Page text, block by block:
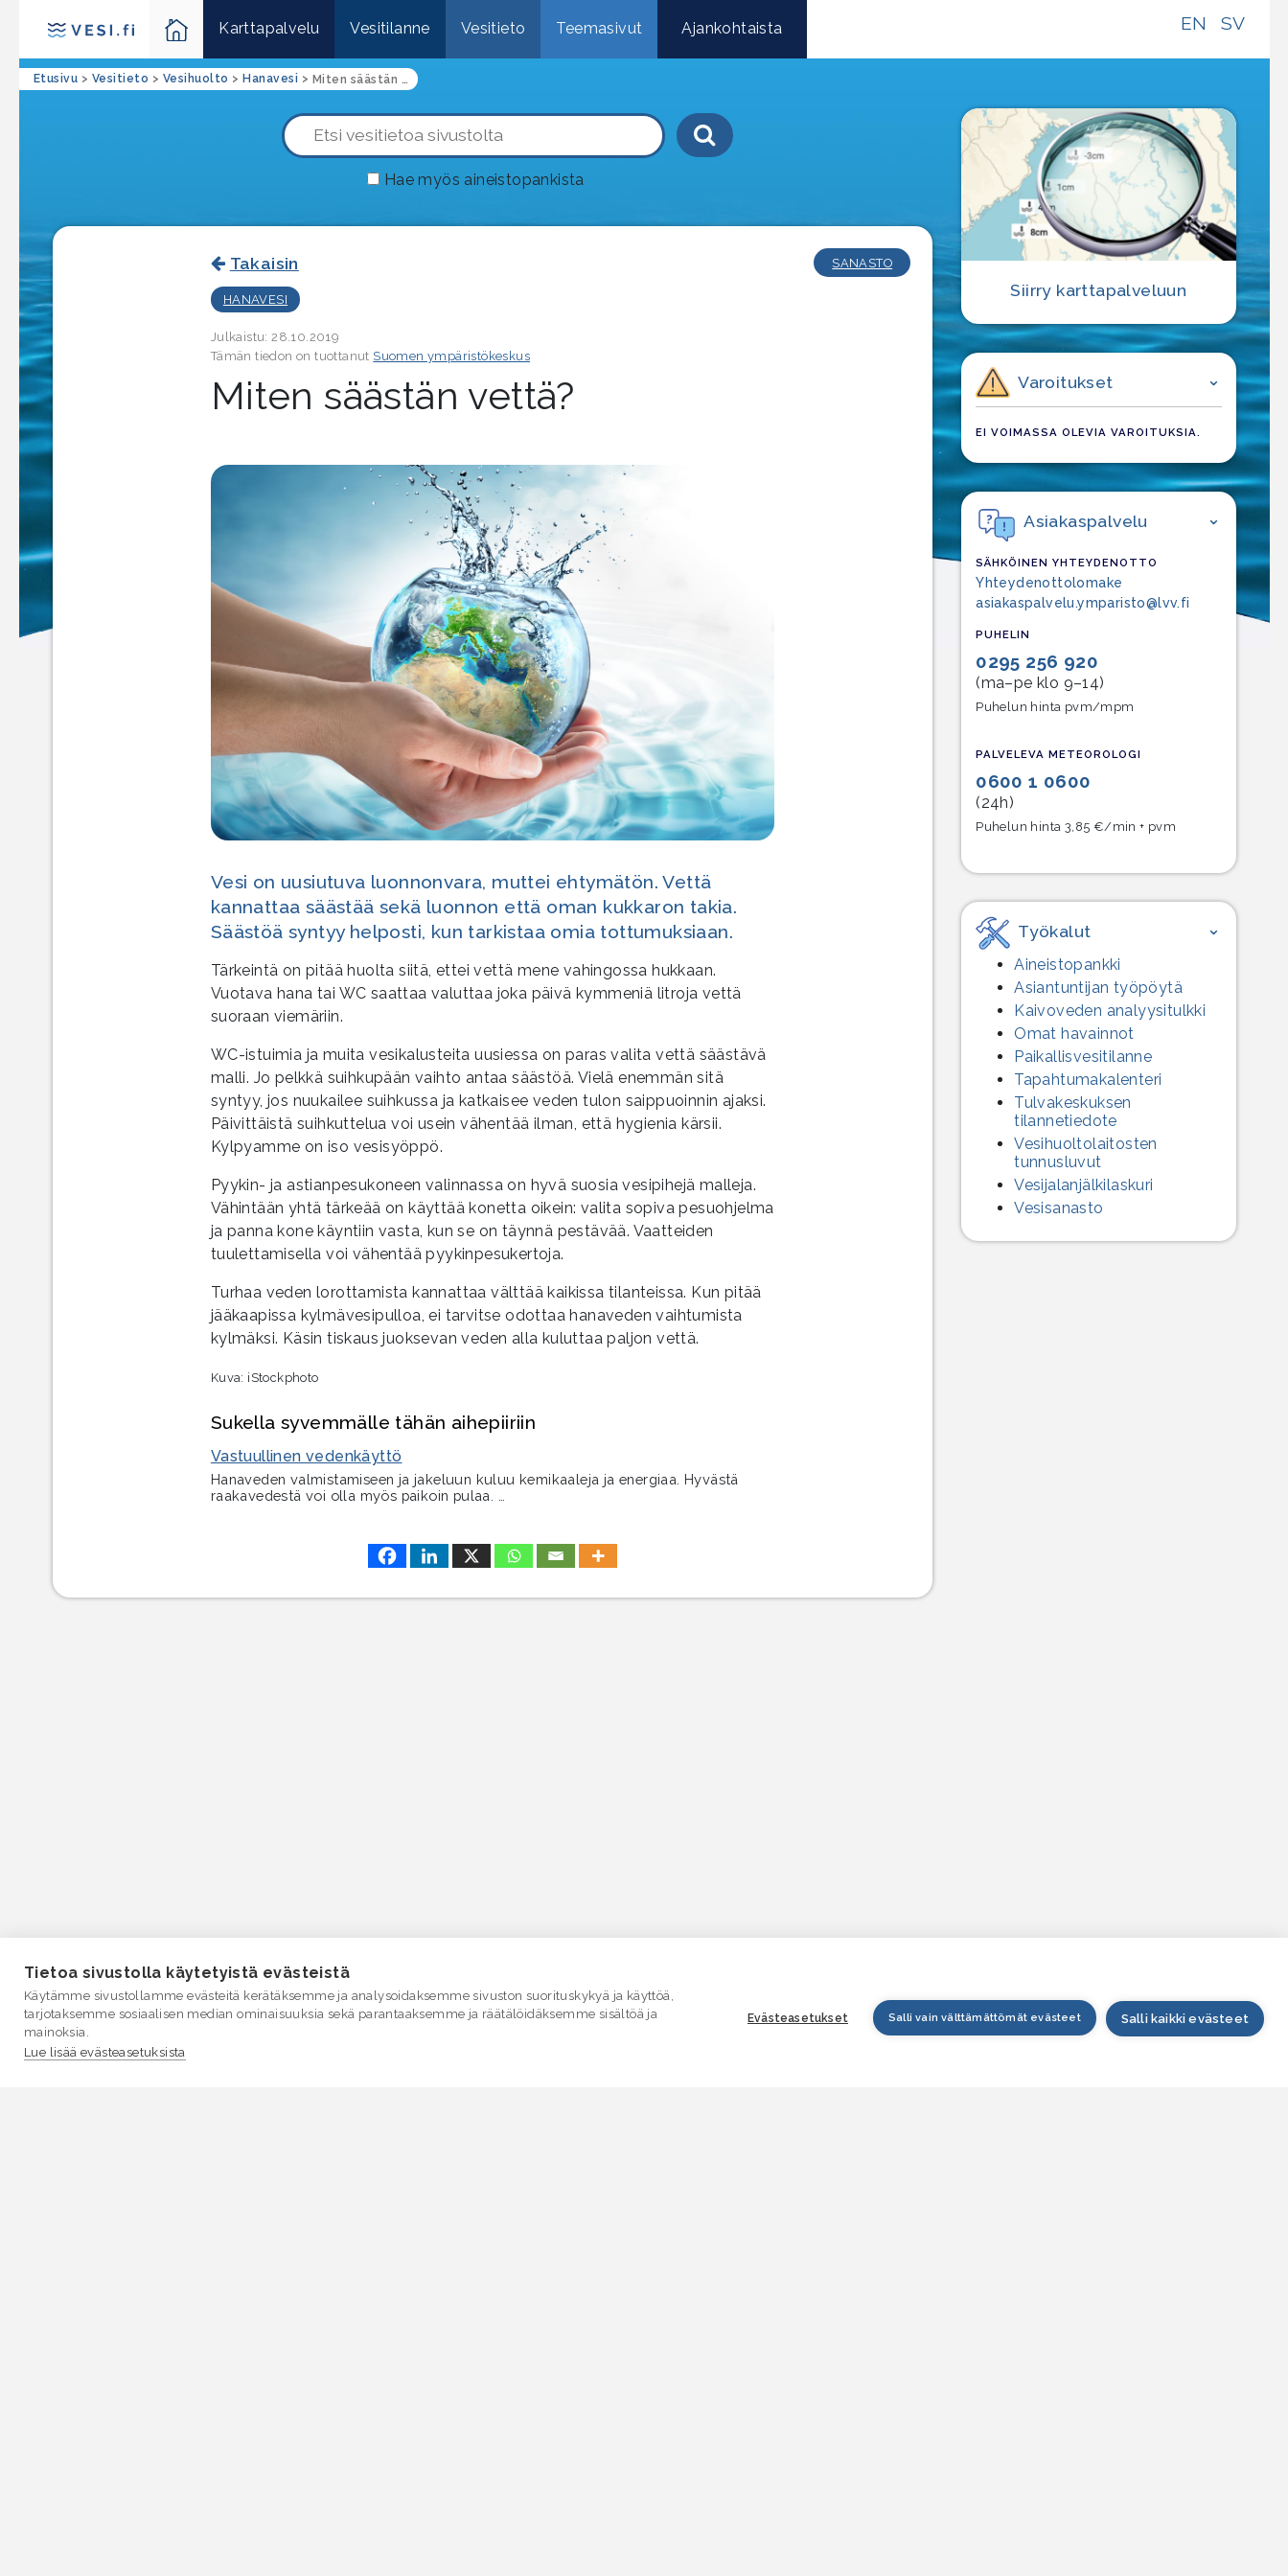
SV
EN
Karttapalvelu Vesitilanne Vesitieto Teemasivut Ajankohtaista
Etusivu > Vesitieto > Vesihuolto > Hanavesi > Miten säästän vettä?
Haku-painike
Hae myös aineistopankista
Takaisin
HANAVESI
Julkaistu: 28.10.2019
Tämän tiedon on tuottanut Suomen ympäristökeskus
Miten säästän vettä?
Vesi on uusiutuva luonnonvara, muttei ehtymätön. Vettä
kannattaa säästää sekä luonnon että oman kukkaron takia.
Säästöä syntyy helposti, kun tarkistaa omia tottumuksiaan.
Tärkeintä on pitää huolta siitä, ettei vettä mene vahingossa hukkaan.
Vuotava hana tai WC saattaa valuttaa joka päivä kymmeniä litroja vettä
suoraan viemäriin.
WC-istuimia ja muita vesikalusteita uusiessa on paras valita vettä säästävä
malli. Jo pelkkä suihkupään vaihto antaa säästöä. Vielä enemmän sitä
syntyy, jos nuukailee suihkussa ja katkaisee veden tulon saippuoinnin ajaksi.
Päivittäistä suihkuttelua voi usein vähentää ilman, että hygienia kärsii.
Kylpyamme on iso vesisyöppö.
Pyykin- ja astianpesukoneen valinnassa on hyvä suosia vesipihejä malleja.
Vähintään yhtä tärkeää on käyttää konetta oikein: valita sopiva pesuohjelma
ja panna kone käyntiin vasta, kun se on täynnä pestävää. Vaatteiden
tuulettamisella voi vähentää pyykinpesukertoja.
Turhaa veden lorottamista kannattaa välttää kaikissa tilanteissa. Kun pitää
jääkaapissa kylmävesipulloa, ei tarvitse odottaa hanaveden vaihtumista
kylmäksi. Käsin tiskaus juoksevan veden alla kuluttaa paljon vettä.
Kuva: iStockphoto
SANASTO
Sukella syvemmälle tähän aihepiiriin
Vastuullinen vedenkäyttö
Hanaveden valmistamiseen ja jakeluun kuluu kemikaaleja ja energiaa. Hyvästä
raakavedestä voi olla myös paikoin pulaa. …
Siirry karttapalveluun
Varoitukset
EI VOIMASSA OLEVIA VAROITUKSIA.
Asiakaspalvelu
SÄHKÖINEN YHTEYDENOTTO
Yhteydenottolomake
asiakaspalvelu.ymparisto@lvv.fi
PUHELIN
0295 256 920
(ma–pe klo 9–14)
Puhelun hinta pvm/mpm
PALVELEVA METEOROLOGI
0600 1 0600
(24h)
Puhelun hinta 3,85 €/min + pvm
Työkalut
Aineistopankki
Asiantuntijan työpöytä
Kaivoveden analyysitulkki
Omat havainnot
Paikallisvesitilanne
Tapahtumakalenteri
Tulvakeskuksen
tilannetiedote
Vesihuolto­laitosten
tunnusluvut
Vesijalanjälki­laskuri
Vesisanasto
Tietoa sivustolla käytetyistä evästeistä
Käytämme sivustollamme evästeitä kerätäksemme ja analysoidaksemme sivuston suorituskykyä ja käyttöä,
tarjotaksemme sosiaalisen median ominaisuuksia sekä parantaaksemme ja räätälöidäksemme sisältöä ja
mainoksia.
Lue lisää evästeasetuksista
Evästeasetukset Salli vain välttämättömät evästeet Salli kaikki evästeet